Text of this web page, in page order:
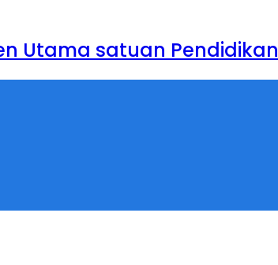
Utama satuan Pendidikan